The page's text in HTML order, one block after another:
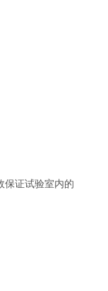
保证试验室内的